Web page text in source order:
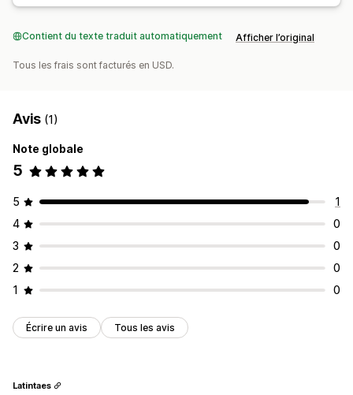
Contient du texte traduit automatiquement Afficher l’original
Tous les frais sont facturés en USD.
Avis (1)
Note globale
5
5
1
4
0
3
0
2
0
1
0
Écrire un avis Tous les avis
Latintaes